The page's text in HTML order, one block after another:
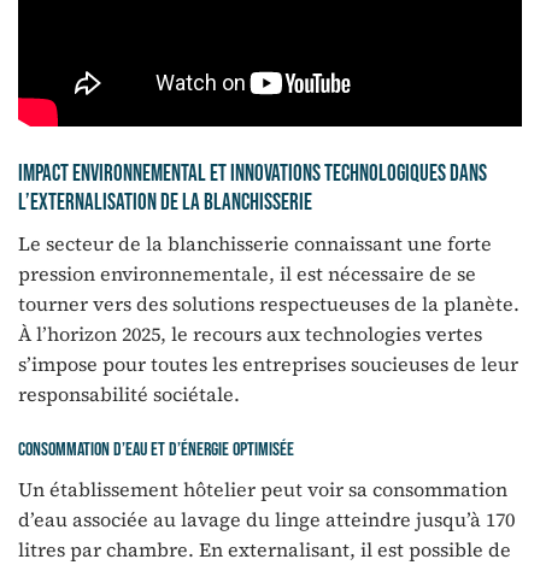
Impact environnemental et innovations technologiques dans
l’externalisation de la blanchisserie
Le secteur de la blanchisserie connaissant une forte
pression environnementale, il est nécessaire de se
tourner vers des solutions respectueuses de la planète.
À l’horizon 2025, le recours aux technologies vertes
s’impose pour toutes les entreprises soucieuses de leur
responsabilité sociétale.
Consommation d’eau et d’énergie optimisée
Un établissement hôtelier peut voir sa consommation
d’eau associée au lavage du linge atteindre jusqu’à 170
litres par chambre. En externalisant, il est possible de